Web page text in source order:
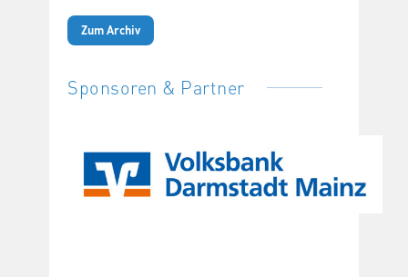
Zum Archiv
Sponsoren & Partner